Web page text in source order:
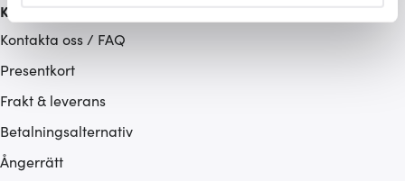
Vi använder cookies för att innehållet och annonserna
ska anpassas efter det som vi tror att du tycker om. Det
hemsidan ännu bättre. Du bestämmer själv vilka cookies
som du vill dela med dig av.
Kundservice
Kontakta oss / FAQ
Presentkort
Frakt & leverans
Betalningsalternativ
Ångerrätt